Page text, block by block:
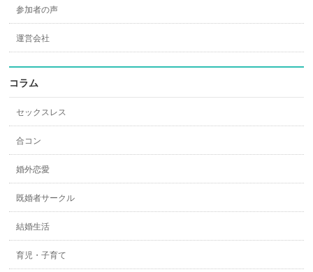
参加者の声
運営会社
コラム
セックスレス
合コン
婚外恋愛
既婚者サークル
結婚生活
育児・子育て